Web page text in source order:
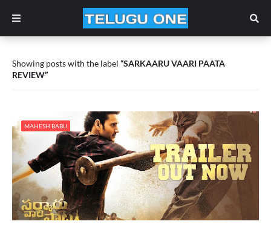
Showing posts with the label SARKAARU VAARI PAATA
REVIEW
MAHESH BABU